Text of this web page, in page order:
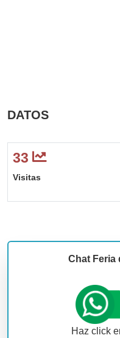
DATOS
33
Visitas
Chat Feria
Haz click